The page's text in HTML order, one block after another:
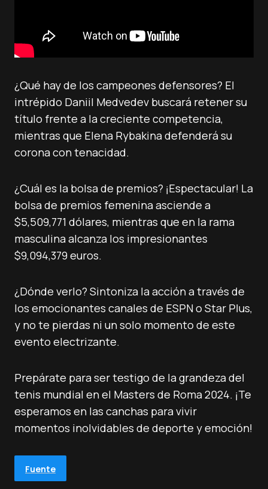
¿Qué hay de los campeones defensores? El
intrépido Daniil Medvedev buscará retener su
título frente a la creciente competencia,
mientras que Elena Rybakina defenderá su
corona con tenacidad.
¿Cuál es la bolsa de premios? ¡Espectacular! La
bolsa de premios femenina asciende a
$5,509,771 dólares, mientras que en la rama
masculina alcanza los impresionantes
$9,094,379 euros.
¿Dónde verlo? Sintoniza la acción a través de
los emocionantes canales de ESPN o Star Plus,
y no te pierdas ni un solo momento de este
evento electrizante.
Prepárate para ser testigo de la grandeza del
tenis mundial en el Masters de Roma 2024. ¡Te
esperamos en las canchas para vivir
momentos inolvidables de deporte y emoción!
Fuente